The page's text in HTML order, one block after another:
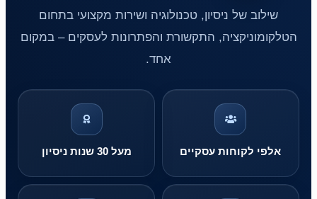
שילוב של ניסיון, טכנולוגיה ושירות מקצועי בתחום
הטלקומוניקציה, התקשורת והפתרונות לעסקים – במקום
אחד.
אלפי לקוחות עסקיים מעל 30 שנות ניסיון